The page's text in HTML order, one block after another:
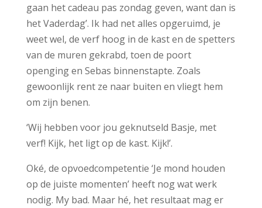
gaan het cadeau pas zondag geven, want dan is
het Vaderdag’. Ik had net alles opgeruimd, je
weet wel, de verf hoog in de kast en de spetters
van de muren gekrabd, toen de poort
openging en Sebas binnenstapte. Zoals
gewoonlijk rent ze naar buiten en vliegt hem
om zijn benen.
‘Wij hebben voor jou geknutseld Basje, met
verf! Kijk, het ligt op de kast. Kijk!’.
Oké, de opvoedcompetentie ‘Je mond houden
op de juiste momenten’ heeft nog wat werk
nodig. My bad. Maar hé, het resultaat mag er